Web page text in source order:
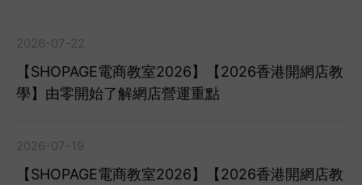
2026-07-22
【SHOPAGE電商教室2026】【2026香港開網店教
學】由零開始了解網店營運重點
2026-07-19
【SHOPAGE電商教室2026】【2026香港開網店教